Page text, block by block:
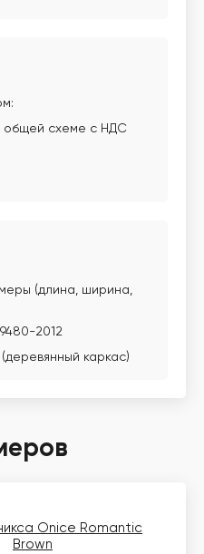
общей схеме с НДС
(длина, ширина,
2012
каркас)
Onice Romantic
Brown